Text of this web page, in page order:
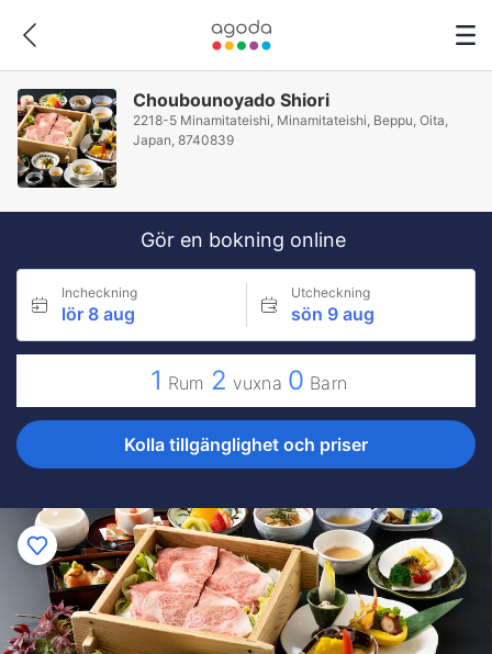
Choubounoyado Shiori
2218-5 Minamitateishi, Minamitateishi, Beppu, Oita,
Japan, 8740839
Gör en bokning online
Incheckning
lör 8 aug
Utcheckning
sön 9 aug
1 Rum 2 vuxna 0 Barn
Kolla tillgänglighet och priser